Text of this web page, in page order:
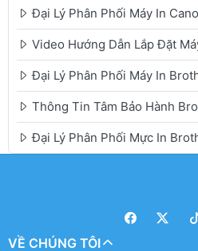
Đại Lý Phân Phối Máy In
Video Hướng Dẫn Lắp Đặt
Đại Lý Phân Phối Máy In
Thông Tin Tâm Bảo Hành
Đại Lý Phân Phối Mực In
VỀ CHÚNG TÔI